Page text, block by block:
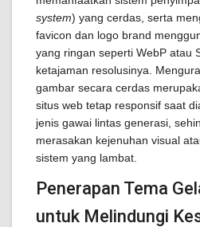
system) yang cerdas, serta
favicon dan logo brand
yang ringan seperti WebP atau
ketajaman resolusinya.
gambar secara cerdas
situs web tetap responsif saat
jenis gawai lintas generasi,
merasakan kejenuhan visual
sistem yang lambat.
Penerapan Tema
untuk Melindungi